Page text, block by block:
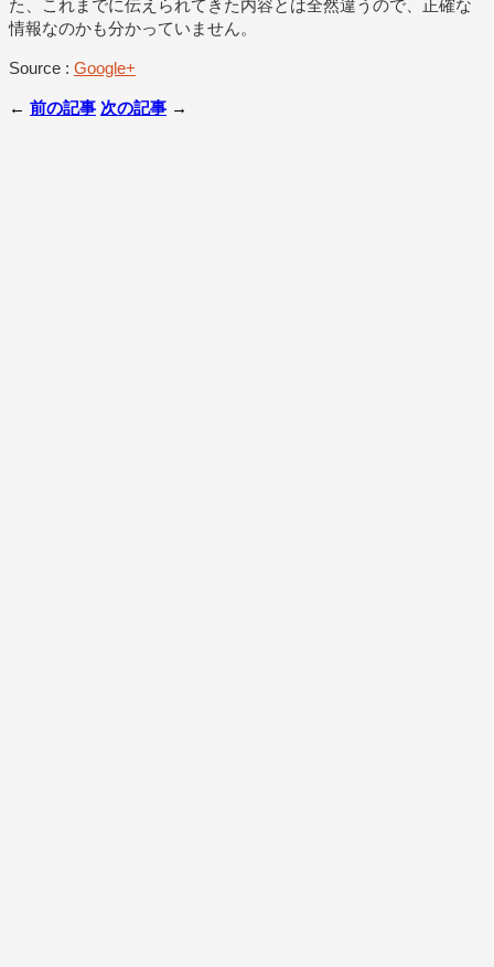
た、これまでに伝えられてきた内容とは全然違うので、正確な
情報なのかも分かっていません。
Source : Google+
← 前の記事 次の記事 →